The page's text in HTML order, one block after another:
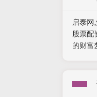
启泰
股票配
的财富